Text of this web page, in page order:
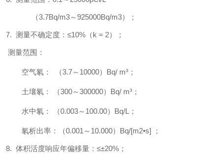
（3.7Bq/m3～925000Bq/m3）；
7. 测量不确定度：≤10%（k = 2）；
测量范围：
空气氡： （3.7～10000）Bq/ m³；
土壤氡： （300～300000）Bq/ m³；
水中氡： （0.003～100.00）Bq/L；
氡析出率：（0.001～10.000）Bq/[m2•s] ；
8. 体积活度响应年偏移量：≤±20%；